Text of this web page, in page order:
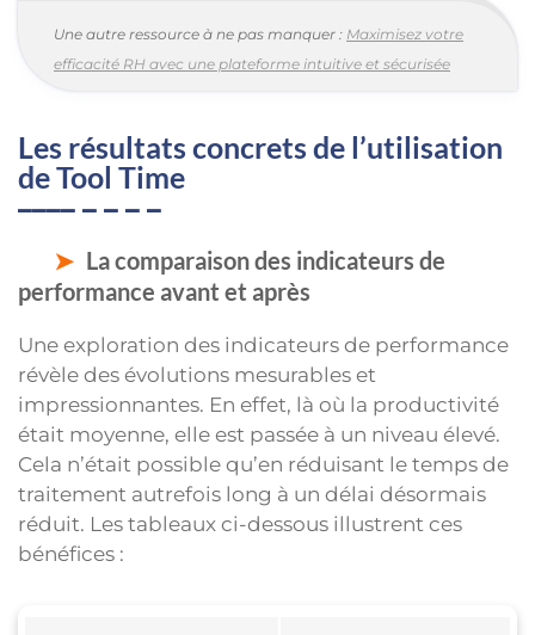
Une autre ressource à ne pas manquer : Maximisez votre
efficacité RH avec une plateforme intuitive et sécurisée
Les résultats concrets de l’utilisation
de Tool Time
La comparaison des indicateurs de
performance avant et après
Une exploration des indicateurs de performance
révèle des évolutions mesurables et
impressionnantes. En effet, là où la productivité
était moyenne, elle est passée à un niveau élevé.
Cela n’était possible qu’en réduisant le temps de
traitement autrefois long à un délai désormais
réduit. Les tableaux ci-dessous illustrent ces
bénéfices :